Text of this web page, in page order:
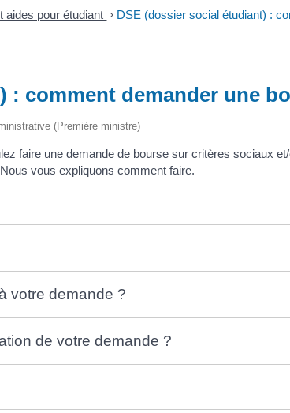
aides pour étudiant > DSE (dossier social étudiant) :
: comment demander une
(Première ministre)
faire une demande de bourse sur critères sociaux
vous expliquons comment faire.
votre demande ?
de votre demande ?